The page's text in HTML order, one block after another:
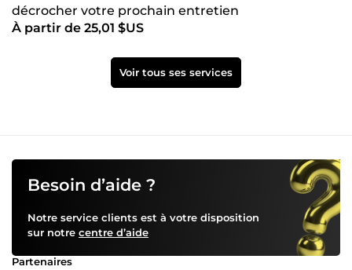
décrocher votre prochain entretien
À partir de 25,01 $US
Voir tous ses services
Besoin d’aide ?
Notre service clients est à votre disposition
sur notre centre d’aide
Partenaires